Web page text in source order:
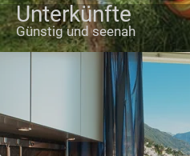
Unterkünfte
Günstig und seenah